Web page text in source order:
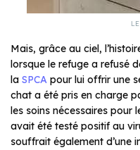
Mais, grâce au ciel,
lorsque le refuge a refusé
la SPCA pour lui offrir une
chat a été pris en charge
les soins nécessaires pour
avait été testé positif au
souffrait également d’une